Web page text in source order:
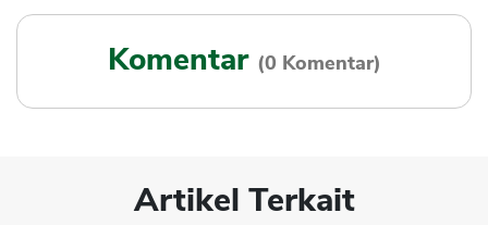
Komentar (0 Komentar)
Artikel Terkait